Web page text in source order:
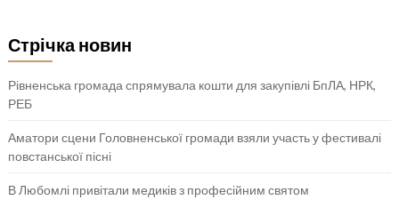
Стрічка новин
Рівненська громада спрямувала кошти для закупівлі БпЛА, НРК,
РЕБ
Аматори сцени Головненської громади взяли участь у фестивалі
повстанської пісні
В Любомлі привітали медиків з професійним святом